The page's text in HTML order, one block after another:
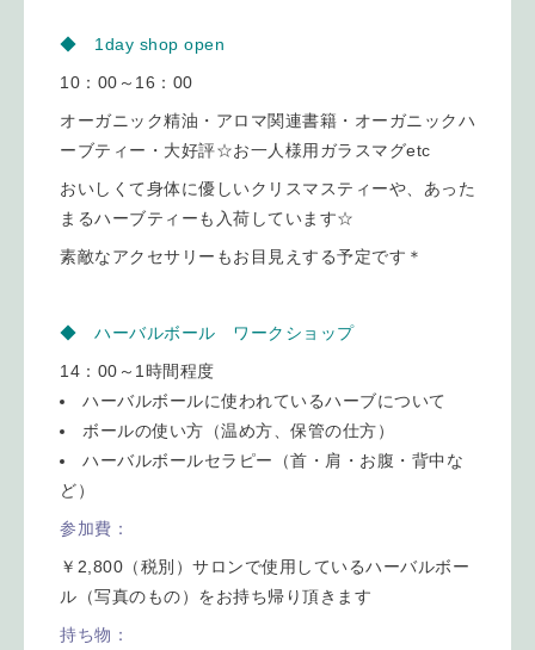
◆ 1day shop open
10：00～16：00
オーガニック精油・アロマ関連書籍・オーガニックハ
ーブティー・大好評☆お一人様用ガラスマグetc
おいしくて身体に優しいクリスマスティーや、あった
まるハーブティーも入荷しています☆
素敵なアクセサリーもお目見えする予定です＊
◆ ハーバルボール ワークショップ
14：00～1時間程度
ハーバルボールに使われているハーブについて
ボールの使い方（温め方、保管の仕方）
ハーバルボールセラピー（首・肩・お腹・背中な
ど）
参加費：
￥2,800（税別）サロンで使用しているハーバルボー
ル（写真のもの）をお持ち帰り頂きます
持ち物：